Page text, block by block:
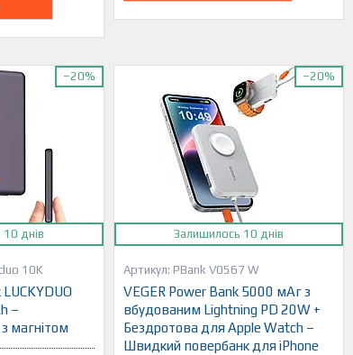
–20%
днів
10K
–
магнітом
–20%
Залишилось 10 днів
PBank V0567 W
VEGER Power Bank 5000 мАг з
вбудованим Lightning PD 20W +
Бездротова для Apple Watch –
Швидкий повербанк для iPhone